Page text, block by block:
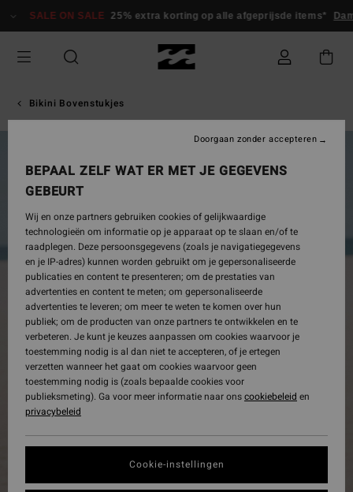
naar
SALE ON SALE 25% extra korting op alle afgeprijsde items*
Bikini Bovenstukjes
BEPAAL ZELF WAT ER MET JE GEGEVENS
GEBEURT
Wij en onze partners gebruiken cookies of gelijkwaardige
technologieën om informatie op je apparaat op te slaan en/of te
raadplegen. Deze persoonsgegevens (zoals je navigatiegegevens
en je IP-adres) kunnen worden gebruikt om je gepersonaliseerde
publicaties en content te presenteren; om de prestaties van
advertenties en content te meten; om gepersonaliseerde
advertenties te leveren; om meer te weten te komen over hun
publiek; om de producten van onze partners te ontwikkelen en te
verbeteren. Je kunt je keuzes aanpassen om cookies waarvoor je
toestemming nodig is al dan niet te accepteren, of je ertegen
verzetten wanneer het gaat om cookies waarvoor geen
toestemming nodig is (zoals bepaalde cookies voor
publieksmeting). Ga voor meer informatie naar onscookiebeleid en
privacybeleid
Cookie-instellingen
Doorgaan zonder accepteren